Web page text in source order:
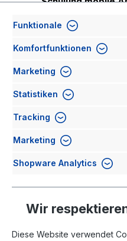
Schulung
11.11.2026
Funktionale
Komfortfunktionen
Marketing
Statistiken
Tracking
Marketing
Shopware Analytics
Wir
Diese Website verwendet